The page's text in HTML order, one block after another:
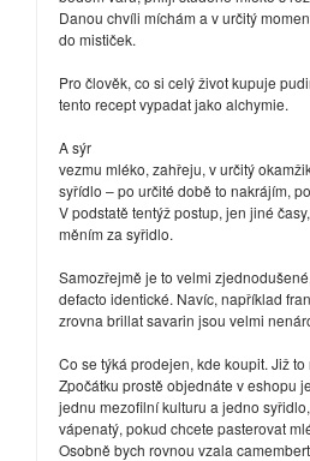
Danou chvíli míchám a v určitý
do mističek.
Pro člověk, co si celý život kupuje
tento recept vypadat jako alchymie.
A sýr
vezmu mléko, zahřeju, v určitý
syřídlo – po určité době to nakrájím,
V podstatě tentýž postup, jen jiné
měním za syřidlo.
Samozřejmě je to velmi
defacto identické. Navíc, například
zrovna brillat savarin jsou velmi
Co se týká prodejen, kde koupit. Již
Zpočátku prostě objednáte v eshopu
jednu mezofilní kulturu a jedno
vápenatý, pokud chcete pasterovat
Osobně bych rovnou vzala